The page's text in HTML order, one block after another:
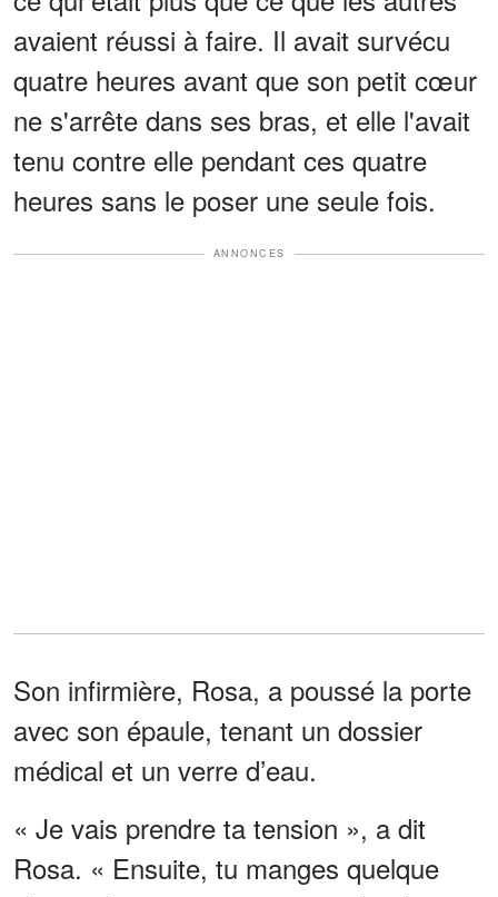
avaient réussi à faire. Il avait survécu
quatre heures avant que son petit cœur
ne s'arrête dans ses bras, et elle l'avait
tenu contre elle pendant ces quatre
heures sans le poser une seule fois.
ANNONCES
Son infirmière, Rosa, a poussé la porte
avec son épaule, tenant un dossier
médical et un verre d’eau.
« Je vais prendre ta tension », a dit
Rosa. « Ensuite, tu manges quelque